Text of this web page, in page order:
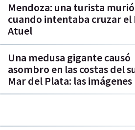
Mendoza: una turista murió
cuando intentaba cruzar el
Atuel
Una medusa gigante causó
asombro en las costas del
Mar del Plata: las imágenes